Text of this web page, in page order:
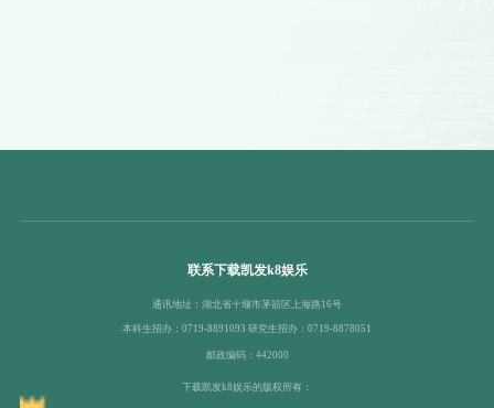
联系下载凯发k8娱乐
通讯地址：湖北省十堰市茅箭区上海路16号
本科生招办：0719-8891093 研究生招办：0719-8878051
邮政编码：442000
下载凯发k8娱乐的版权所有：